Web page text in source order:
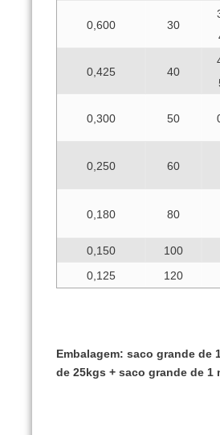
0,600 30
0,425 40
0,300 50
0,250 60
0,180 80
0,150 100
0,125 120
Embalagem: saco grande de
de 25kgs + saco grande de 1